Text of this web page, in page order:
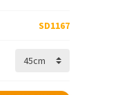
SD1167